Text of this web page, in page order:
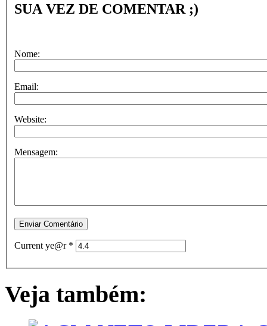
SUA VEZ DE COMENTAR ;)
Nome:
Email:
Website:
Mensagem:
Current ye@r *
Veja também: